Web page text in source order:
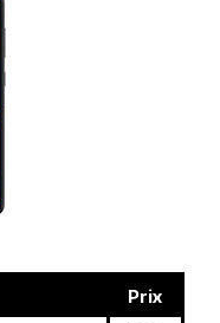
Prix